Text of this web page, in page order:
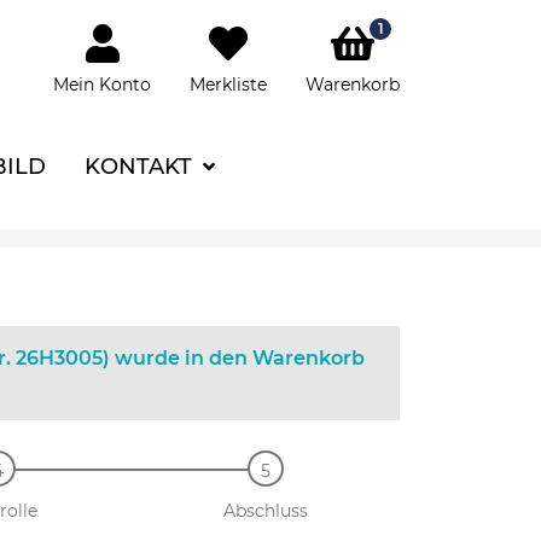
Mein Konto Merkliste Warenkorb
1
KONTAKT
26H3005) wurde in den Warenkorb
Abschluss